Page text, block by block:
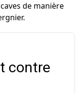
de manière
contre